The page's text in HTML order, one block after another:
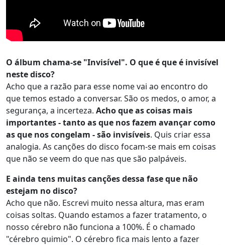
O álbum chama-se "Invisível". O que é que é invisível
neste disco?
Acho que a razão para esse nome vai ao encontro do
que temos estado a conversar. São os medos, o amor, a
segurança, a incerteza. Acho que as coisas mais
importantes - tanto as que nos fazem avançar como
as que nos congelam - são invisíveis. Quis criar essa
analogia. As canções do disco focam-se mais em coisas
que não se veem do que nas que são palpáveis.
E ainda tens muitas canções dessa fase que não
estejam no disco?
Acho que não. Escrevi muito nessa altura, mas eram
coisas soltas. Quando estamos a fazer tratamento, o
nosso cérebro não funciona a 100%. É o chamado
"cérebro quimio". O cérebro fica mais lento a fazer